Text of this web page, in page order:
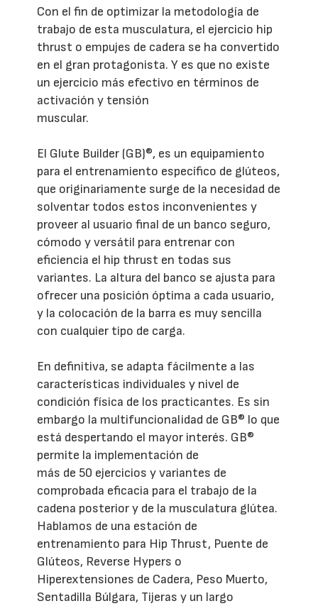
Con el fin de optimizar la metodología de
trabajo de esta musculatura, el ejercicio hip
thrust o empujes de cadera se ha convertido
en el gran protagonista. Y es que no existe
un ejercicio más efectivo en términos de
activación y tensión
muscular.
El Glute Builder (GB)®, es un equipamiento
para el entrenamiento específico de glúteos,
que originariamente surge de la necesidad de
solventar todos estos inconvenientes y
proveer al usuario final de un banco seguro,
cómodo y versátil para entrenar con
eficiencia el hip thrust en todas sus
variantes. La altura del banco se ajusta para
ofrecer una posición óptima a cada usuario,
y la colocación de la barra es muy sencilla
con cualquier tipo de carga.
En definitiva, se adapta fácilmente a las
características individuales y nivel de
condición física de los practicantes. Es sin
embargo la multifuncionalidad de GB® lo que
está despertando el mayor interés. GB®
permite la implementación de
más de 50 ejercicios y variantes de
comprobada eficacia para el trabajo de la
cadena posterior y de la musculatura glútea.
Hablamos de una estación de
entrenamiento para Hip Thrust, Puente de
Glúteos, Reverse Hypers o
Hiperextensiones de Cadera, Peso Muerto,
Sentadilla Búlgara, Tijeras y un largo